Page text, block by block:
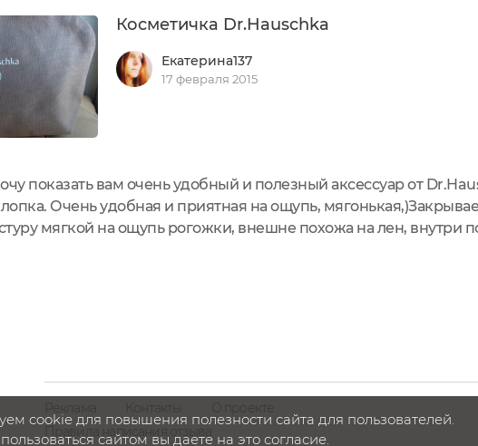
Косметичка Dr.Hauschka
Екатерина137
17 февраля 2015
показать вам очень удобный и полезный аксессуар от
Очень удобная и приятная на ощупь,
мягкой на ощупь рогожки, внешне похожа на лен, внутри
Правила написания отзыва
cookie для повышения полезности сайта для пользователей.
сайтом вы даете на это согласие.